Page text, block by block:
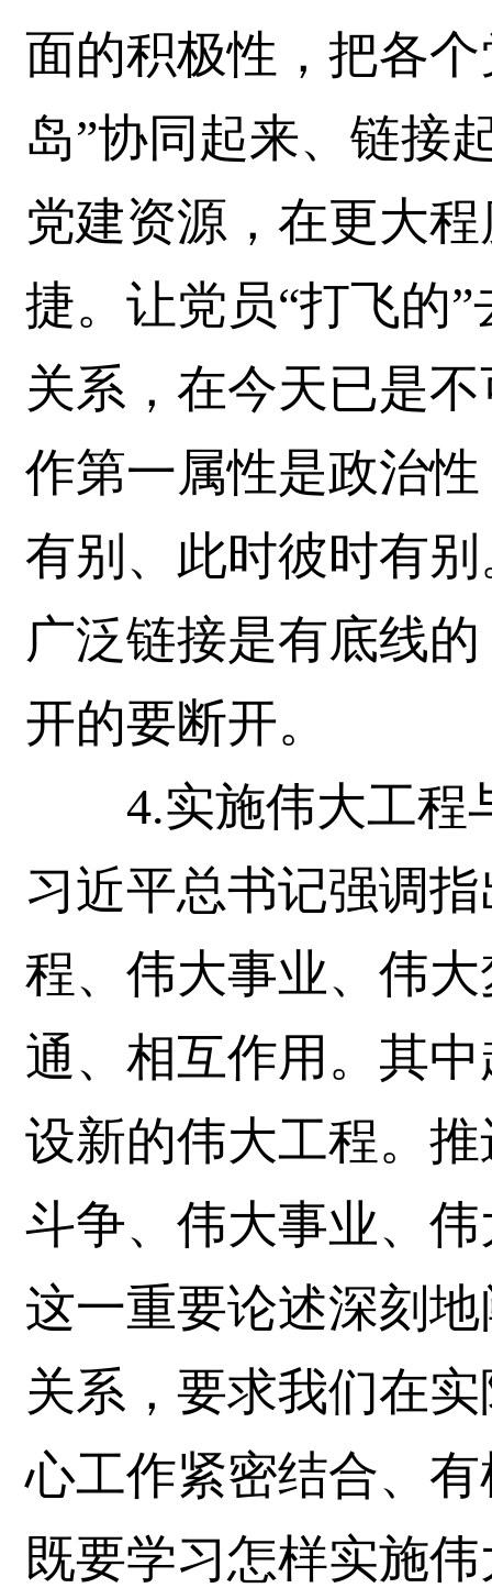
面的积极性，把各
岛”协同起来、链接
党建资源，在更大
捷。让党员“打飞的
关系，在今天已是
作第一属性是政治
有别、此时彼时有
广泛链接是有底线
开的要断开。
4.实施伟大工程
习近平总书记强调
程、伟大事业、伟
通、相互作用。其
设新的伟大工程。
斗争、伟大事业、
这一重要论述深刻
关系，要求我们在
心工作紧密结合、
既要学习怎样实施